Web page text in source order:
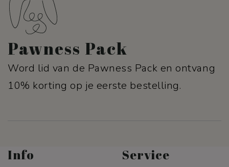
Pawness Pack
Word lid van de Pawness Pack en ontvang
10% korting op je eerste bestelling.
Info Service